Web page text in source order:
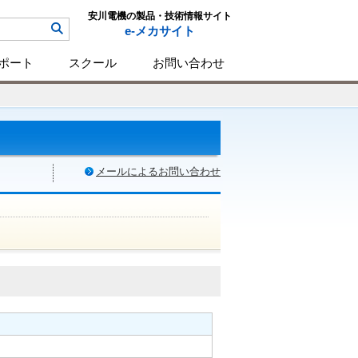
安川電機の製品・技術情報サイト
e-メカサイト
ート スクール お問い合わせ
メールによるお問い合わせ